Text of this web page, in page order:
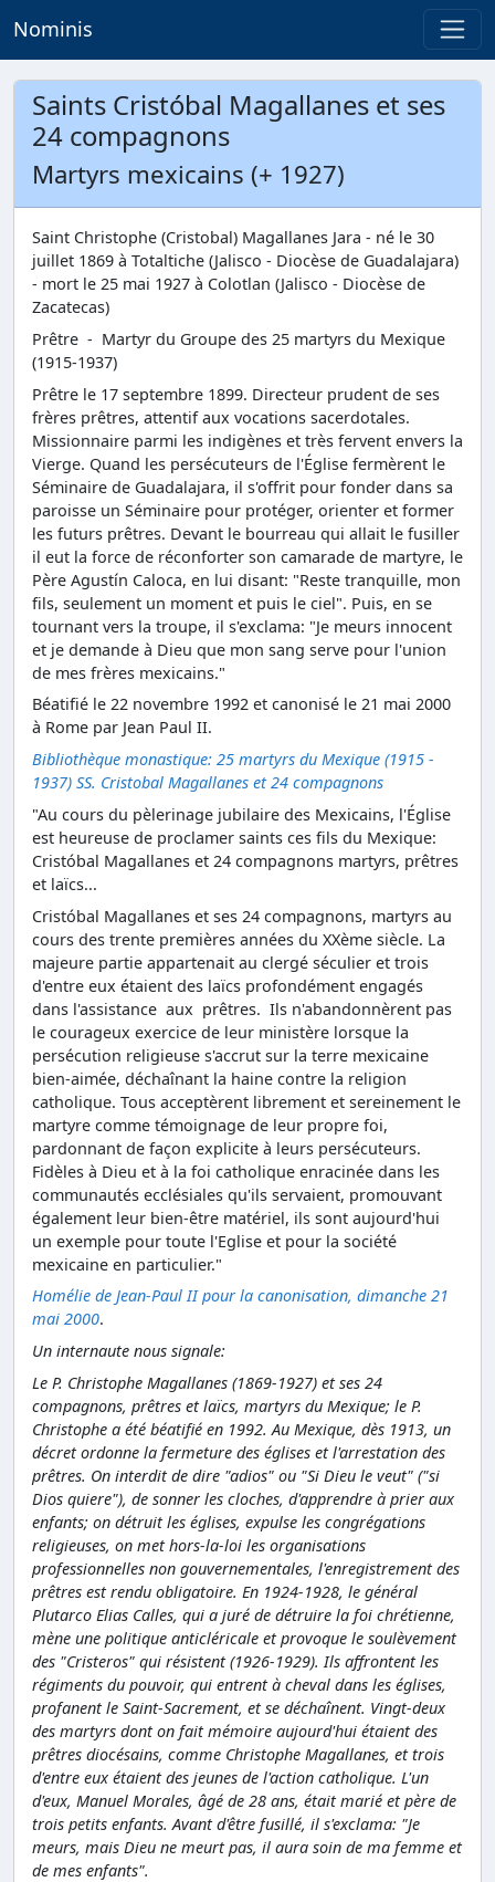
Nominis
Saints Cristóbal Magallanes et ses
24 compagnons
Martyrs mexicains (+ 1927)
Saint Christophe (Cristobal) Magallanes Jara - né le 30
juillet 1869 à Totaltiche (Jalisco - Diocèse de Guadalajara)
- mort le 25 mai 1927 à Colotlan (Jalisco - Diocèse de
Zacatecas)
Prêtre - Martyr du Groupe des 25 martyrs du Mexique
(1915-1937)
Prêtre le 17 septembre 1899. Directeur prudent de ses
frères prêtres, attentif aux vocations sacerdotales.
Missionnaire parmi les indigènes et très fervent envers la
Vierge. Quand les persécuteurs de l'Église fermèrent le
Séminaire de Guadalajara, il s'offrit pour fonder dans sa
paroisse un Séminaire pour protéger, orienter et former
les futurs prêtres. Devant le bourreau qui allait le fusiller
il eut la force de réconforter son camarade de martyre, le
Père Agustín Caloca, en lui disant: "Reste tranquille, mon
fils, seulement un moment et puis le ciel". Puis, en se
tournant vers la troupe, il s'exclama: "Je meurs innocent
et je demande à Dieu que mon sang serve pour l'union
de mes frères mexicains."
Béatifié le 22 novembre 1992 et canonisé le 21 mai 2000
à Rome par Jean Paul II.
Bibliothèque monastique: 25 martyrs du Mexique (1915 -
1937) SS. Cristobal Magallanes et 24 compagnons
"Au cours du pèlerinage jubilaire des Mexicains, l'Église
est heureuse de proclamer saints ces fils du Mexique:
Cristóbal Magallanes et 24 compagnons martyrs, prêtres
et laïcs...
Cristóbal Magallanes et ses 24 compagnons, martyrs au
cours des trente premières années du XXème siècle. La
majeure partie appartenait au clergé séculier et trois
d'entre eux étaient des laïcs profondément engagés
dans l'assistance aux prêtres. Ils n'abandonnèrent pas
le courageux exercice de leur ministère lorsque la
persécution religieuse s'accrut sur la terre mexicaine
bien-aimée, déchaînant la haine contre la religion
catholique. Tous acceptèrent librement et sereinement le
martyre comme témoignage de leur propre foi,
pardonnant de façon explicite à leurs persécuteurs.
Fidèles à Dieu et à la foi catholique enracinée dans les
communautés ecclésiales qu'ils servaient, promouvant
également leur bien-être matériel, ils sont aujourd'hui
un exemple pour toute l'Eglise et pour la société
mexicaine en particulier."
Homélie de Jean-Paul II pour la canonisation, dimanche 21
mai 2000.
Un internaute nous signale:
Le P. Christophe Magallanes (1869-1927) et ses 24
compagnons, prêtres et laïcs, martyrs du Mexique; le P.
Christophe a été béatifié en 1992. Au Mexique, dès 1913, un
décret ordonne la fermeture des églises et l'arrestation des
prêtres. On interdit de dire "adios" ou "Si Dieu le veut" ("si
Dios quiere"), de sonner les cloches, d'apprendre à prier aux
enfants; on détruit les églises, expulse les congrégations
religieuses, on met hors-la-loi les organisations
professionnelles non gouvernementales, l'enregistrement des
prêtres est rendu obligatoire. En 1924-1928, le général
Plutarco Elias Calles, qui a juré de détruire la foi chrétienne,
mène une politique anticléricale et provoque le soulèvement
des "Cristeros" qui résistent (1926-1929). Ils affrontent les
régiments du pouvoir, qui entrent à cheval dans les églises,
profanent le Saint-Sacrement, et se déchaînent. Vingt-deux
des martyrs dont on fait mémoire aujourd'hui étaient des
prêtres diocésains, comme Christophe Magallanes, et trois
d'entre eux étaient des jeunes de l'action catholique. L'un
d'eux, Manuel Morales, âgé de 28 ans, était marié et père de
trois petits enfants. Avant d'être fusillé, il s'exclama: "Je
meurs, mais Dieu ne meurt pas, il aura soin de ma femme et
de mes enfants".